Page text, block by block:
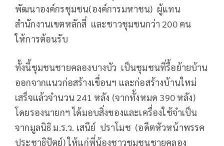
พัฒนาองค์กรชุมชน(องค์การมหาชน) ผู้แทน
สำนักงานเขตหลักสี่ และชาวชุมชนกว่า 200 คน
ให้การต้อนรับ
ทั้งนี้ชุมชนชายคลองบางบัว เป็นชุมชนที่รื้อย้ายบ้าน
ออกจากแนวก่อสร้างเขื่อนฯ และก่อสร้างบ้านใหม่
เสร็จแล้วจำนวน 241 หลัง (จากทั้งหมด 390 หลัง)
โดยรองนายกฯ ได้มอบสิ่งของและเครื่องใช้จำเป็น
จากมูลนิธิ ม.ร.ว. เสนีย์ ปราโมช (อดีตหัวหน้าพรรค
ประชาธิปัตย์) ให้แก่พี่น้องชาวชุมชนชายคลอง